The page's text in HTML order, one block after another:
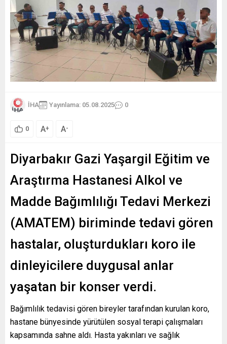
İHA Yayınlama: 05.08.2025 0
0 A+ A-
Diyarbakır Gazi Yaşargil Eğitim ve
Araştırma Hastanesi Alkol ve
Madde Bağımlılığı Tedavi Merkezi
(AMATEM) biriminde tedavi gören
hastalar, oluşturdukları koro ile
dinleyicilere duygusal anlar
yaşatan bir konser verdi.
Bağımlılık tedavisi gören bireyler tarafından kurulan koro,
hastane bünyesinde yürütülen sosyal terapi çalışmaları
kapsamında sahne aldı. Hasta yakınları ve sağlık